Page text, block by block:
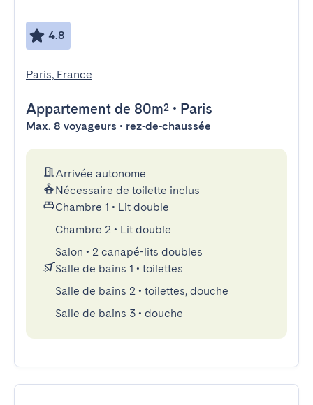
4.8
Paris, France
Appartement de 80m² • Paris
Max. 8 voyageurs • rez-de-chaussée
Arrivée autonome
Nécessaire de toilette inclus
Chambre 1 • Lit double
Chambre 2 • Lit double
Salon • 2 canapé-lits doubles
Salle de bains 1 • toilettes
Salle de bains 2 • toilettes, douche
Salle de bains 3 • douche